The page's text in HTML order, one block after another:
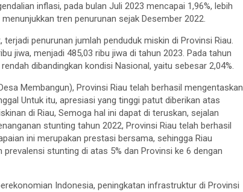
inflasi, pada bulan Juli 2023 mencapai 1,96%, lebih
tren penurunan sejak Desember 2022.
penurunan jumlah penduduk miskin di Provinsi Riau.
jiwa, menjadi 485,03 ribu jiwa di tahun 2023. Pada tahun
dibandingkan kondisi Nasional, yaitu sebesar 2,04%.
Membangun), Provinsi Riau telah berhasil mengentaskan
Untuk itu, apresiasi yang tinggi patut diberikan atas
di Riau, Semoga hal ini dapat di teruskan, sejalan
stunting tahun 2022, Provinsi Riau telah berhasil
ini merupakan prestasi bersama, sehingga Riau
stunting di atas 5% dan Provinsi ke 6 dengan
Indonesia, peningkatan infrastruktur di Provinsi